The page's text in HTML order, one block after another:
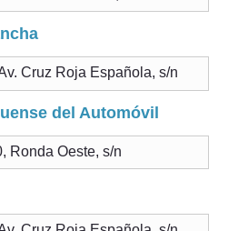
Cruz Roja Española, s/n
del Automóvil
Ronda Oeste, s/n